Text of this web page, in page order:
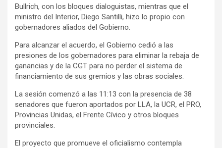
Bullrich, con los bloques dialoguistas, mientras que el
ministro del Interior, Diego Santilli, hizo lo propio con
gobernadores aliados del Gobierno.
Para alcanzar el acuerdo, el Gobierno cedió a las
presiones de los gobernadores para eliminar la rebaja de
ganancias y de la CGT para no perder el sistema de
financiamiento de sus gremios y las obras sociales.
La sesión comenzó a las 11:13 con la presencia de 38
senadores que fueron aportados por LLA, la UCR, el PRO,
Provincias Unidas, el Frente Cívico y otros bloques
provinciales.
El proyecto que promueve el oficialismo contempla